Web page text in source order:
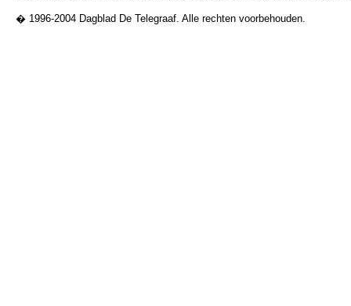
� 1996-2004 Dagblad De Telegraaf. Alle rechten voorbehouden.